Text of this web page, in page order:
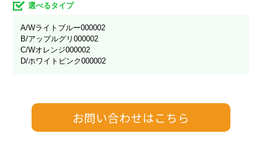
選べるタイプ
A/Wライトブルー000002
B/アップルグリ000002
C/Wオレンジ000002
D/ホワイトピンク000002